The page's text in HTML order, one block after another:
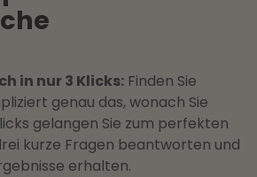
in nur 3 Klicks: Finden Sie
genau das, wonach Sie
gelangen Sie zum perfekten
kurze Fragen beantworten und
erhalten.